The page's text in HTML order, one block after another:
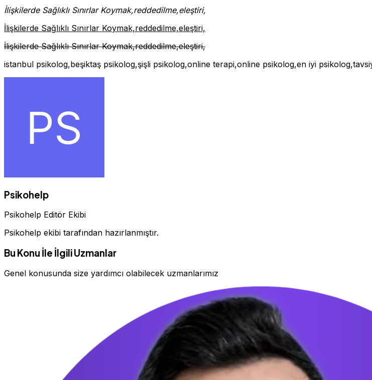
İlişkilerde Sağlıklı Sınırlar Koymak,reddedilme,eleştiri,
İlişkilerde Sağlıklı Sınırlar Koymak,reddedilme,eleştiri,
İlişkilerde Sağlıklı Sınırlar Koymak,reddedilme,eleştiri,
istanbul psikolog,beşiktaş psikolog,şişli psikolog,online terapi,online psikolog,en iyi
Psikohelp
Psikohelp Editör Ekibi
Psikohelp ekibi tarafından hazırlanmıştır.
Bu Konu İle İlgili Uzmanlar
Genel konusunda size yardımcı olabilecek uzmanlarımız